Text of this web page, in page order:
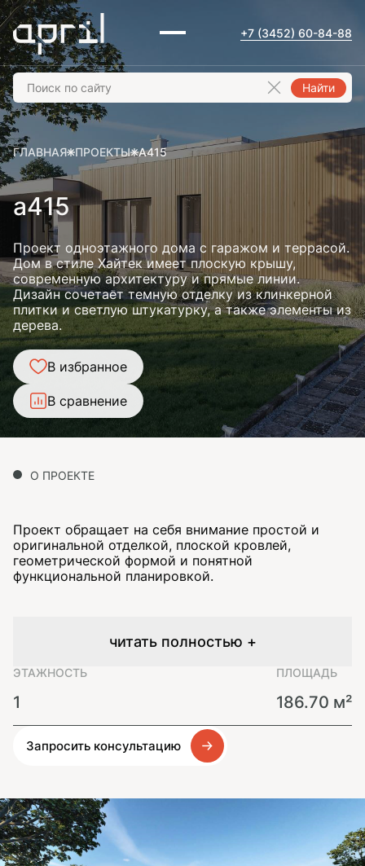
+7 (3452) 60-84-88
Найти
ГЛАВНАЯ ПРОЕКТЫ А415
а415
Проект одноэтажного дома с гаражом и террасой.
Дом в стиле Хайтек имеет плоскую крышу,
современную архитектуру и прямые линии.
Дизайн сочетает темную отделку из клинкерной
плитки и светлую штукатурку, а также элементы из
дерева.
В избранное
В сравнение
О ПРОЕКТЕ
Проект обращает на себя внимание простой и
оригинальной отделкой, плоской кровлей,
геометрической формой и понятной
функциональной планировкой.
читать полностью +
ЭТАЖНОСТЬ
1
ПЛОЩАДЬ
186.70 м²
Запросить консультацию